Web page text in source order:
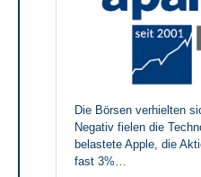
Die Börsen verhielten
Negativ fielen die
belastete Apple, die
fast 3%…